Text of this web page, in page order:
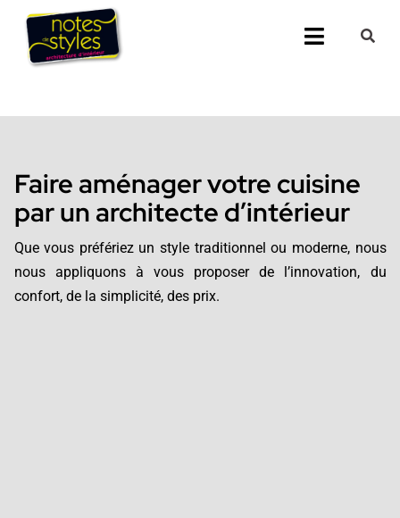
Passer
contenu
Toggle
Prestations
Nos
Faire aménager votre cuisine
par un architecte d’intérieur
Que vous préfériez un style traditionnel ou moderne, nous
nous appliquons à vous proposer de l’innovation, du
confort, de la simplicité, des prix.